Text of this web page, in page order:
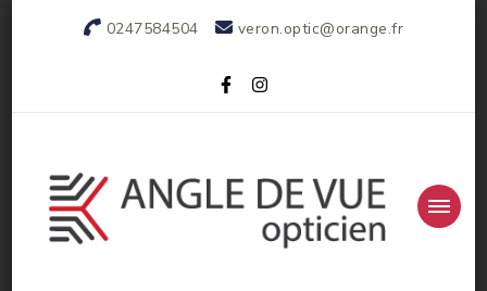
0247584504 veron.optic@orange.fr